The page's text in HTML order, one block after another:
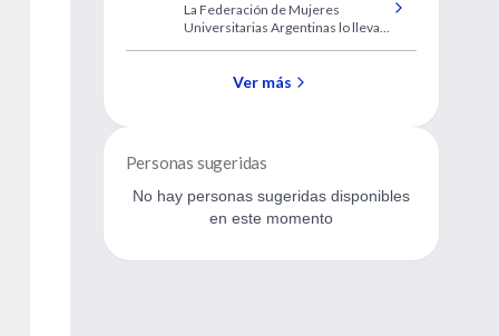
disciplinada llega a todo lo
que la voluntad se propone"
La Federación de Mujeres
Universitarias Argentinas lo lleva
Teresa Ferrari fue la primera
Ver más
Personas sugeridas
No hay personas sugeridas disponibles
en este momento